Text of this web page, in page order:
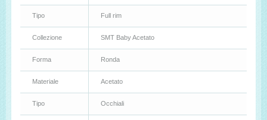
Tipo Full rim
Collezione SMT Baby Acetato
Forma Ronda
Materiale Acetato
Tipo Occhiali